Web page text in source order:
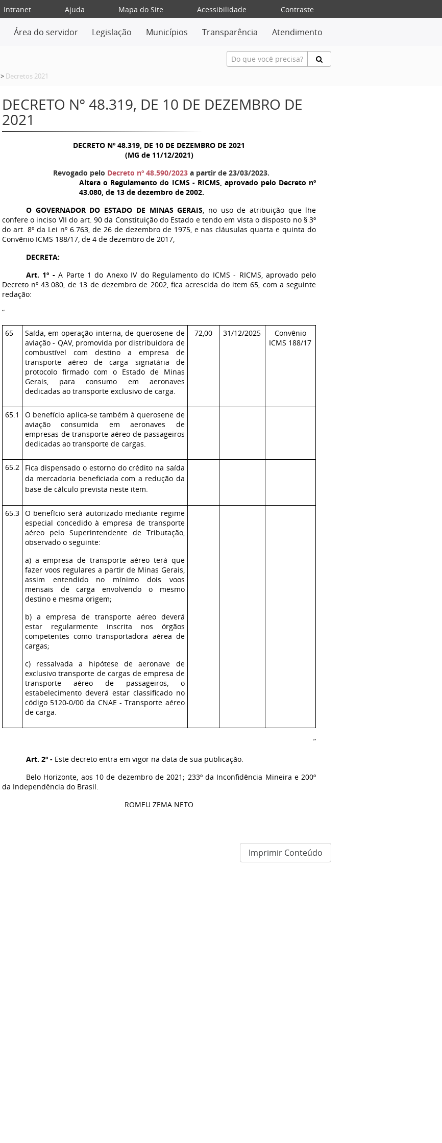
Intranet Ajuda Mapa do Site Acessibilidade
Contraste
Área do servidor Legislação Municípios Transparência Atendimento
> Decretos 2021
DECRETO Nº 48.319, DE 10 DE DEZEMBRO DE
2021
DECRETO Nº 48.319, DE 10 DE DEZEMBRO DE 2021
(MG de 11/12/2021)
Revogado pelo Decreto nº 48.590/2023 a partir de 23/03/2023.
Altera o Regulamento do ICMS - RICMS, aprovado pelo Decreto nº
43.080, de 13 de dezembro de 2002.
O GOVERNADOR DO ESTADO DE MINAS GERAIS, no uso de atribuição que lhe
confere o inciso VII do art. 90 da Constituição do Estado e tendo em vista o disposto no § 3º
do art. 8º da Lei nº 6.763, de 26 de dezembro de 1975, e nas cláusulas quarta e quinta do
Convênio ICMS 188/17, de 4 de dezembro de 2017,
DECRETA:
Art. 1º -A Parte 1 do Anexo IV do Regulamento do ICMS - RICMS, aprovado pelo
Decreto nº 43.080, de 13 de dezembro de 2002, fica acrescida do item 65, com a seguinte
redação:
“
65
Saída, em operação interna, de querosene de
aviação - QAV, promovida por distribuidora de
combustível com destino a empresa de
transporte aéreo de carga signatária de
protocolo firmado com o Estado de Minas
Gerais, para consumo em aeronaves
dedicadas ao transporte exclusivo de carga.
72,00 31/12/2025
Convênio
ICMS 188/17
65.1
O benefício aplica-se também à querosene de
aviação consumida em aeronaves de
empresas de transporte aéreo de passageiros
dedicadas ao transporte de cargas.
65.2
Fica dispensado o estorno do crédito na saída
da mercadoria beneficiada com a redução da
base de cálculo prevista neste item.
65.3 O benefício será autorizado mediante regime
especial concedido à empresa de transporte
aéreo pelo Superintendente de Tributação,
observado o seguinte:
a) a empresa de transporte aéreo terá que
fazer voos regulares a partir de Minas Gerais,
assim entendido no mínimo dois voos
mensais de carga envolvendo o mesmo
destino e mesma origem;
b) a empresa de transporte aéreo deverá
estar regularmente inscrita nos órgãos
competentes como transportadora aérea de
cargas;
c) ressalvada a hipótese de aeronave de
exclusivo transporte de cargas de empresa de
transporte aéreo de passageiros, o
estabelecimento deverá estar classificado no
código 5120-0/00 da CNAE - Transporte aéreo
de carga.
”
Art. 2º - Este decreto entra em vigor na data de sua publicação.
Belo Horizonte, aos 10 de dezembro de 2021; 233º da Inconfidência Mineira e 200º
da Independência do Brasil.
ROMEU ZEMA NETO
Imprimir Conteúdo